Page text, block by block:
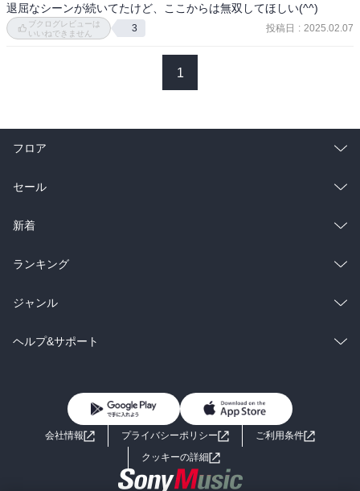
退屈なシーンが続いてたけど、ここからは無双してほしい(^^)
ブクログレビューは
いいねできません
3 投稿日 : 2025.02.07
1
フロア
総合
ラノベ
雑誌・グラビア
BL・TL
セール
総合
ラノベ
雑誌・グラビア
BL・TL
新着
総合
ラノベ
雑誌・グラビア
ランキング
総合
ラノベ
ジャンル
コミック
ライトノベル 男子向けラノベ
小説
海外小説
ヘルプ&サポート
よくあるご質問 お問い合わせ
会社情報 プライバシーポリシー
ご利用条件
クッキーの詳細